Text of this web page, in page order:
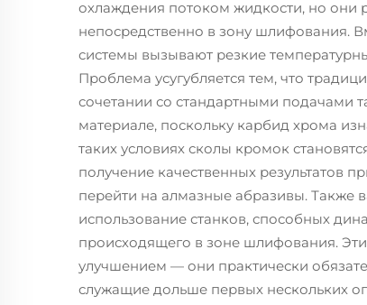
охлаждения потоком жидкости, но они
непосредственно в зону шлифования.
системы вызывают резкие
Проблема усугубляется тем, что
сочетании со стандартными подачами
материале, поскольку карбид хрома
таких условиях сколы кромок
получение качественных результатов
перейти на алмазные абразивы. Также
использование станков, способных
происходящего в зоне шлифования.
улучшением — они практически
служащие дольше первых нескольких